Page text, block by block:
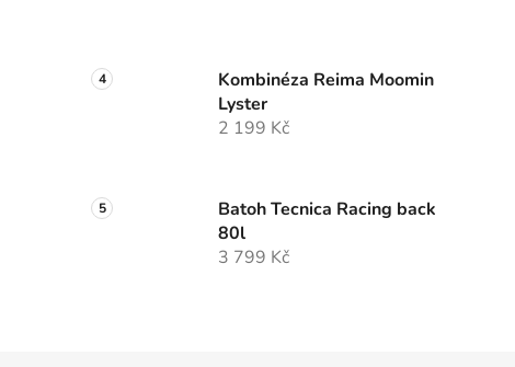
Kombinéza Reima Moomin
Lyster
2 199 Kč
Batoh Tecnica Racing back
80l
3 799 Kč